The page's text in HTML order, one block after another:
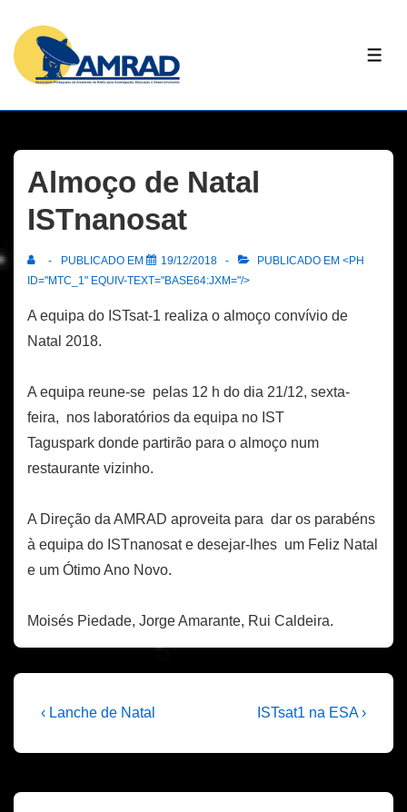
Skip
Content
Almoço de Natal
ISTnanosat
PUBLICADO EM 19/12/2018
PUBLICADO EM <PH
ID="MTC_1" EQUIV-TEXT="BASE64:JXM="/>
A equipa do ISTsat-1 realiza o almoço convívio de
Natal 2018.
A equipa reune-se pelas 12 h do dia 21/12, sexta-
feira, nos laboratórios da equipa no IST
Taguspark donde partirão para o almoço num
restaurante vizinho.
A Direção da AMRAD aproveita para dar os parabéns
à equipa do ISTnanosat e desejar-lhes um Feliz Natal
e um Ótimo Ano Novo.
Moisés Piedade, Jorge Amarante, Rui Caldeira.
Navegação
Previous
‹ Lanche de Natal
Next
ISTsat1 na ESA ›